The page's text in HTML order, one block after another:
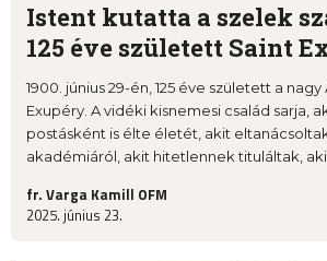
Istent kutatta a szelek
125 éve született Saint
1900. június 29-én, 125 éve született a
Exupéry. A vidéki kisnemesi család sarja,
postásként is élte életét, akit
akadémiáról, akit hitetlennek tituláltak, aki
fr. Varga Kamill OFM
2025. június 23.